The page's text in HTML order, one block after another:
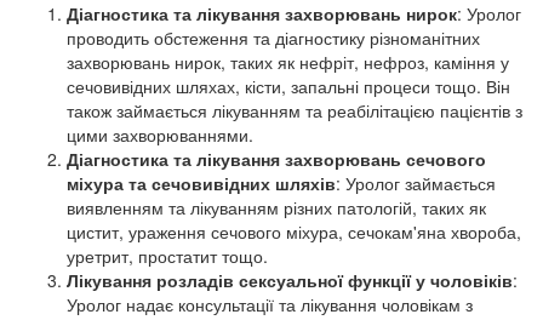
Діагностика та лікування захворювань нирок: Уролог
проводить обстеження та діагностику різноманітних
захворювань нирок, таких як нефріт, нефроз, каміння у
сечовивідних шляхах, кісти, запальні процеси тощо. Він
також займається лікуванням та реабілітацією пацієнтів з
цими захворюваннями.
Діагностика та лікування захворювань сечового
міхура та сечовивідних шляхів: Уролог займається
виявленням та лікуванням різних патологій, таких як
цистит, ураження сечового міхура, сечокам'яна хвороба,
уретрит, простатит тощо.
Лікування розладів сексуальної функції у чоловіків:
Уролог надає консультації та лікування чоловікам з